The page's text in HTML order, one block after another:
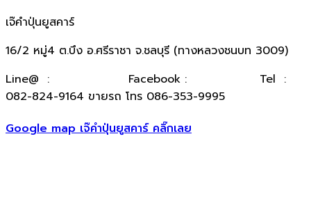
เจ๊คำปุ่นยูสคาร์
16/2 หมู่4 ต.บึง อ.ศรีราชา จ.ชลบุรี (ทางหลวงชนบท 3009)
​Line@ :
Facebook :
Tel :
082-824-9164 ขายรถ โทร 086-353-9995
Google map เจ๊คำปุ่นยูสคาร์ คลิ๊กเลย